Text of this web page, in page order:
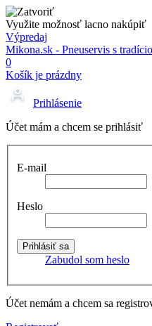
Využite možnosť lacno nakúpiť
Výpredaj
Mikona.sk - Pneuservis s
0
Košík je prázdny
Prihlásenie
Účet mám a chcem se prihlásiť
E-mail
Heslo
Zabudol som heslo
Účet nemám a chcem sa